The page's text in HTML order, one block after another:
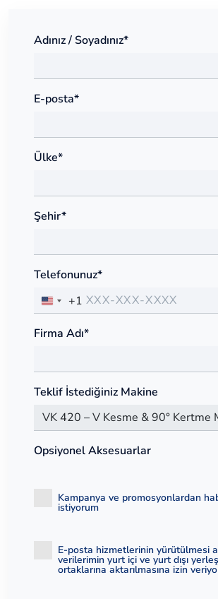
Adınız / Soyadınız*
E-posta*
Ülke*
Şehir*
Telefonunuz*
+1
Firma Adı*
Teklif İstediğiniz Makine
Opsiyonel Aksesuarlar
Kampanya ve promosyonlardan
istiyorum
E-posta hizmetlerinin yürütülmesi
verilerimin yurt içi ve yurt dışı
ortaklarına aktarılmasına izin